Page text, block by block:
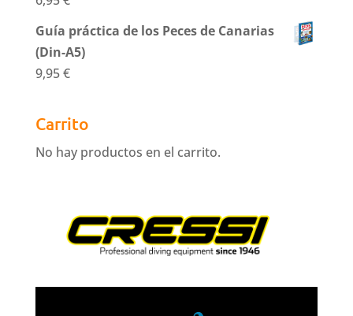
Guía práctica de los Peces de Canarias
(Din-A5)
9,95€
Carrito
No hay productos en el carrito.